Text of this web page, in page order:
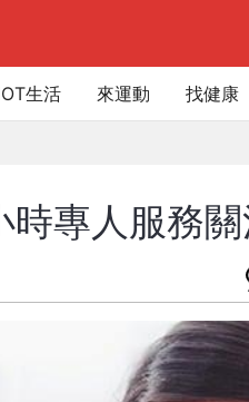
生活 來運動 找健康
專人服務